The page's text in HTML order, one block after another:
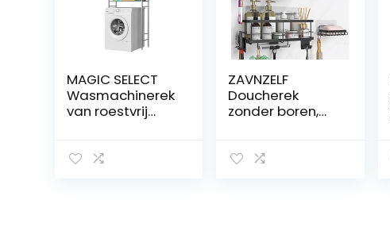
MAGIC SELECT
Wasmachinerek
van roestvrij
d, met 3
ZAVNZELF
Doucherek
zonder boren,
badkamerautori